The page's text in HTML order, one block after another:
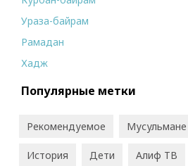
Ураза-байрам
Рамадан
Хадж
Популярные метки
Рекомендуемое Мусульмане
История Дети Алиф ТВ